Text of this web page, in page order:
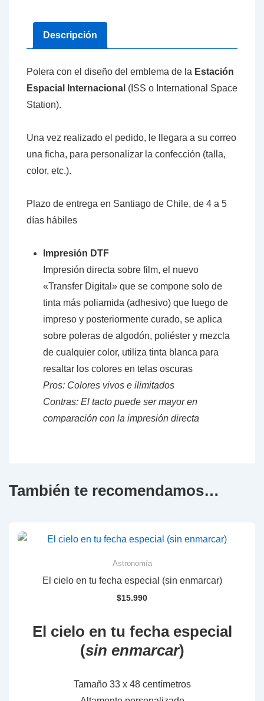
Descripción
Polera con el diseño del emblema de la Estación
Espacial Internacional (ISS o International Space
Station).
Una vez realizado el pedido, le llegara a su correo
una ficha, para personalizar la confección (talla,
color, etc.).
Plazo de entrega en Santiago de Chile, de 4 a 5
días hábiles
Impresión DTF
Impresión directa sobre film, el nuevo
«Transfer Digital» que se compone solo de
tinta más poliamida (adhesivo) que luego de
impreso y posteriormente curado, se aplica
sobre poleras de algodón, poliéster y mezcla
de cualquier color, utiliza tinta blanca para
resaltar los colores en telas oscuras
Pros: Colores vivos e ilimitados
Contras: El tacto puede ser mayor en
comparación con la impresión directa
También te recomendamos…
Astronomía
El cielo en tu fecha especial (sin enmarcar)
$15.990
El cielo en tu fecha especial
(sin enmarcar)
Tamaño 33 x 48 centímetros